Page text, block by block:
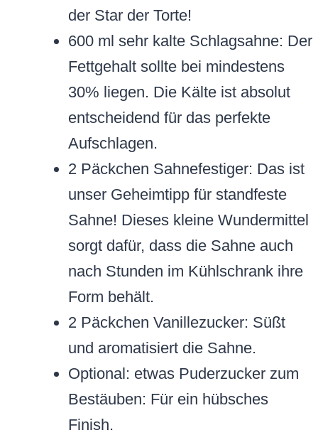
der Star der Torte!
600 ml sehr kalte Schlagsahne: Der
Fettgehalt sollte bei mindestens
30% liegen. Die Kälte ist absolut
entscheidend für das perfekte
Aufschlagen.
2 Päckchen Sahnefestiger: Das ist
unser Geheimtipp für standfeste
Sahne! Dieses kleine Wundermittel
sorgt dafür, dass die Sahne auch
nach Stunden im Kühlschrank ihre
Form behält.
2 Päckchen Vanillezucker: Süßt
und aromatisiert die Sahne.
Optional: etwas Puderzucker zum
Bestäuben: Für ein hübsches
Finish.